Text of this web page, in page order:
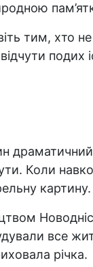
тим, хто
подих
Коли
картину.
все
річка.